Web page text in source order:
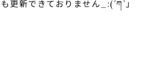
更新できておりません_:(´ཀ`」